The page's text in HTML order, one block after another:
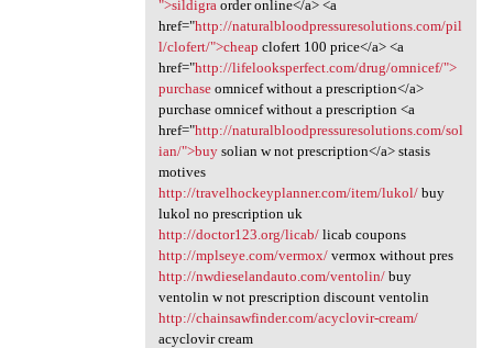
">sildigra order online</a> <a
href="http://naturalbloodpressuresolutions.com/pil
l/clofert/">cheap clofert 100 price</a> <a
href="http://lifelooksperfect.com/drug/omnicef/">
purchaseomnicef without a prescription</a>
purchase omnicef without a prescription <a
href="http://naturalbloodpressuresolutions.com/sol
ian/">buysolian w not prescription</a> stasis
motives
http://travelhockeyplanner.com/item/lukol/buy
lukol no prescription uk
http://doctor123.org/licab/licab coupons
http://mplseye.com/vermox/vermox without pres
http://nwdieselandauto.com/ventolin/buy
ventolin w not prescription discount ventolin
http://chainsawfinder.com/acyclovir-cream/
acyclovir cream